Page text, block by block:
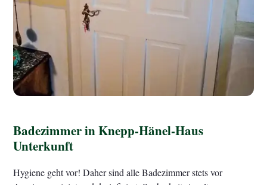
Badezimmer in Knepp-Hänel-Haus
Unterkunft
Hygiene geht vor! Daher sind alle Badezimmer stets vor